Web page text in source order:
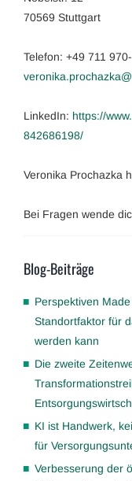
70569 Stuttgart
Telefon: +49 711
LinkedIn: https://
842686198/
Veronika Prochazka
Bei Fragen wende
Blog-Beiträge
Perspektiven
Standortfaktor für
werden kann
Die zweite
KI ist Handwerk,
für
Verbesserung der